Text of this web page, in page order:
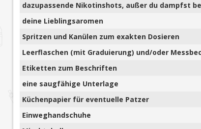
dazupassende Nikotinshots, außer du dampfst
deine Lieblingsaromen
Spritzen und Kanülen zum exakten Dosieren
Leerflaschen (mit Graduierung) und/oder
Etiketten zum Beschriften
eine saugfähige Unterlage
Küchenpapier für eventuelle Patzer
Einweghandschuhe